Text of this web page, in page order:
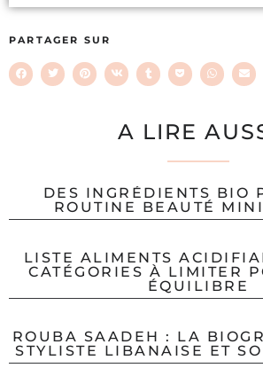
PARTAGER SUR
A LIRE
DES INGRÉDIENTS BIO
ROUTINE BEAUTÉ
LISTE ALIMENTS
CATÉGORIES À LIMITER
ÉQUILIBRE
ROUBA SAADEH : LA
STYLISTE LIBANAISE ET